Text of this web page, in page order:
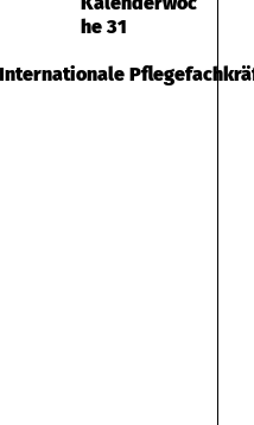
he 31